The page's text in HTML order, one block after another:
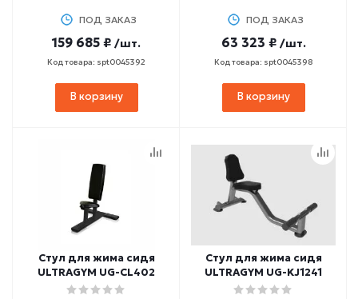
ПОД ЗАКАЗ
159 685 ₽ /шт.
Код товара: spt0045392
В корзину
ПОД ЗАКАЗ
63 323 ₽ /шт.
Код товара: spt0045398
В корзину
Стул для жима сидя
ULTRAGYM UG-CL402
Стул для жима сидя
ULTRAGYM UG-KJ1241